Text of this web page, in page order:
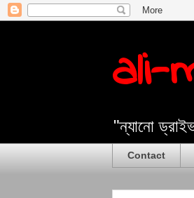
ali-
"ন্যানো
Contact